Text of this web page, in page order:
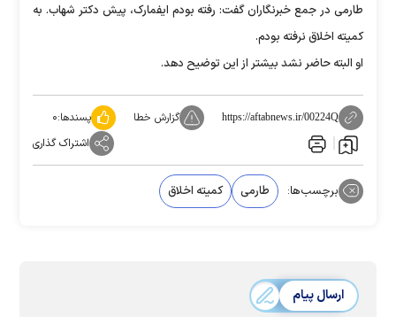
طارمی در جمع خبرنگاران گفت: رفته بودم ایفمارک، پیش دکتر شهاب. به
کمیته اخلاق نرفته بودم.
او البته حاضر نشد بیشتر از این توضیح دهد.
https://aftabnews.ir/00224Q گزارش خطا پسندها:۰
اشتراک گذاری
برچسب‌ها: طارمی کمیته اخلاق
ارسال پیام